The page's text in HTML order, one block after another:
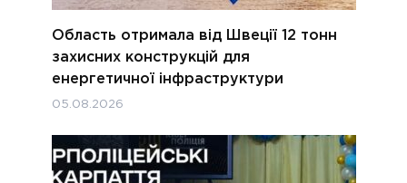
Область отримала від Швеції 12 тонн
захисних конструкцій для
енергетичної інфраструктури
05.08.2026